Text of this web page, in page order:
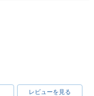
レビューを見る